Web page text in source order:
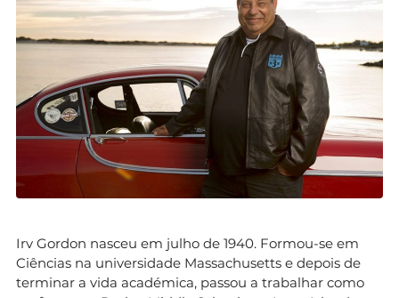
Irv Gordon nasceu em julho de 1940. Formou-se em
Ciências na universidade Massachusetts e depois de
terminar a vida académica, passou a trabalhar como